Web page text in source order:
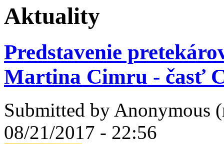
Aktuality
Predstavenie
Martina Cimru - časť
Submitted by Anonymous
08/21/2017 - 22:56